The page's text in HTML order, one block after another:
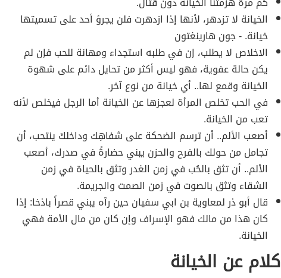
الخيانة لا تزدهر، لأنها إذا ازدهرت فلن يجرؤ أحد على تسميتها
خيانة. - جون هارينغتون
الاخلاص لا يطلب، إن في طلبه استجداء ومهانة للحب فإن لم
يكن حالة عفوية، فهو ليس أكثر من تحايل دائم على شهوة
الخيانة وقمع لها.. أي خيانة من نوع آخر.
في الحب تخلص المرأة لعجزها عن الخيانة أما الرجل فيخلص لأنه
تعب من الخيانة.
أصعب الألم.. أن ترسم الضحكة على شفاهِك وداخلكَ ينتحب، أن
تجامل من حولك بالفرح والحزن يبني حضارةً في صدرك، أصعب
الألم.. أن تثق بالحُب في زمن الغدر وتثق بالحياة في زمن
الشقاء وتثق بالصوت في زمن الصمت والجريمة.
قال أبو ذر لمعاوية بن ابي سفيان حين رآه يبني قصراً باذخا: إذا
كان هذا من مالك فهو الإسراف وإن كان من مال الأمة فهي
الخيانة.
كلام عن الخيانة